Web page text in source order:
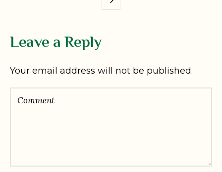
Leave a Reply
Your email address will not be published.
Comment